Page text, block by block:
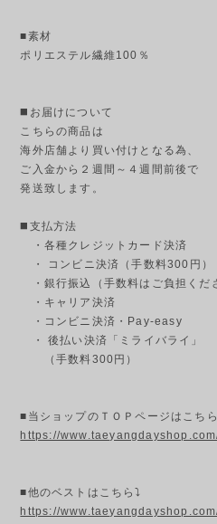
■素材
ポリエステル繊維100％
◼️お届けについて
こちらの商品は
海外店舗より買い付けとなる為、
ご入金から２週間～４週間前後で
発送致します。
◼️支払方法
・各種クレジットカード決済
・ コンビニ決済（手数料300円）
・銀行振込（手数料はご負担くだ
・キャリア決済
・コンビニ決済・Pay-easy
・ 後払い決済「ミライバライ」
（手数料300円）
■当ショップのＴＯＰページはこち
https://
■他のベストはこちら⤵️
https://